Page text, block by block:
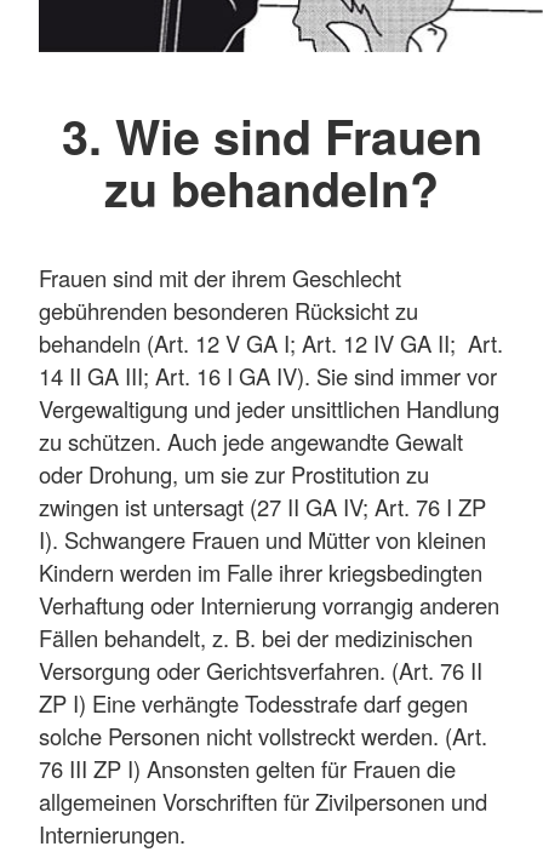
3. Wie sind Frauen
zu behandeln?
Frauen sind mit der ihrem Geschlecht
gebührenden besonderen Rücksicht zu
behandeln (Art. 12 V GA I; Art. 12 IV GA II; Art.
14 II GA III; Art. 16 I GA IV). Sie sind immer vor
Vergewaltigung und jeder unsittlichen Handlung
zu schützen. Auch jede angewandte Gewalt
oder Drohung, um sie zur Prostitution zu
zwingen ist untersagt (27 II GA IV; Art. 76 I ZP
I). Schwangere Frauen und Mütter von kleinen
Kindern werden im Falle ihrer kriegsbedingten
Verhaftung oder Internierung vorrangig anderen
Fällen behandelt, z. B. bei der medizinischen
Versorgung oder Gerichtsverfahren. (Art. 76 II
ZP I) Eine verhängte Todesstrafe darf gegen
solche Personen nicht vollstreckt werden. (Art.
76 III ZP I) Ansonsten gelten für Frauen die
allgemeinen Vorschriften für Zivilpersonen und
Internierungen.